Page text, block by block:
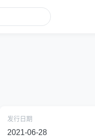
发行日期
2021-06-28